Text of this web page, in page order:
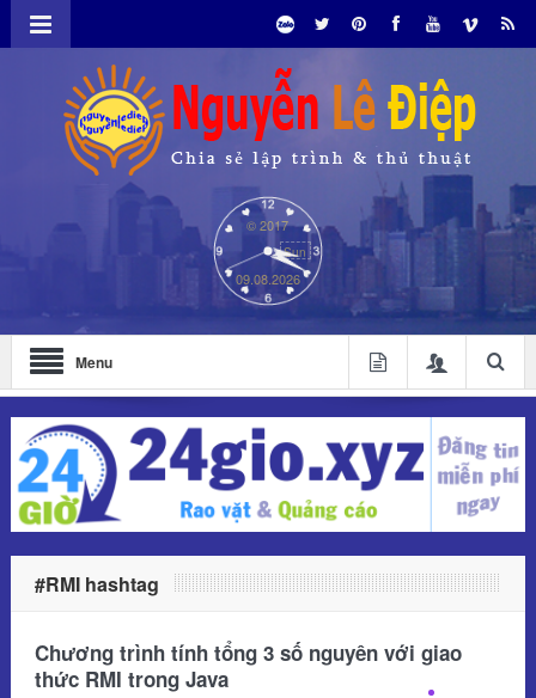
© 2017
Sun
09.08.2026
Menu
#RMI hashtag
Chương trình tính tổng 3 số nguyên với giao
thức RMI trong Java